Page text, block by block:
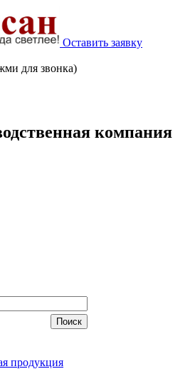
Оставить заявку
для звонка)
компания
продукция